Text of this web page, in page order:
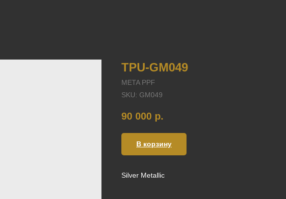
TPU-GM049
META PPF
SKU: GM049
90 000 р.
В корзину
Silver Metallic